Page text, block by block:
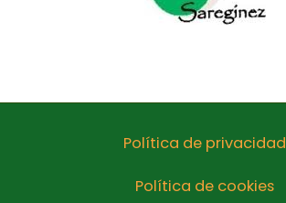
Política de privacidad
Política de cookies